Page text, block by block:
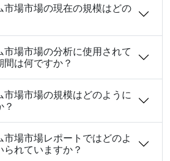
市場市場の現在の規模はどの
場市場の分析に使用されて
は何ですか？
場市場の規模はどのように
場市場レポートではどのよ
れていますか？